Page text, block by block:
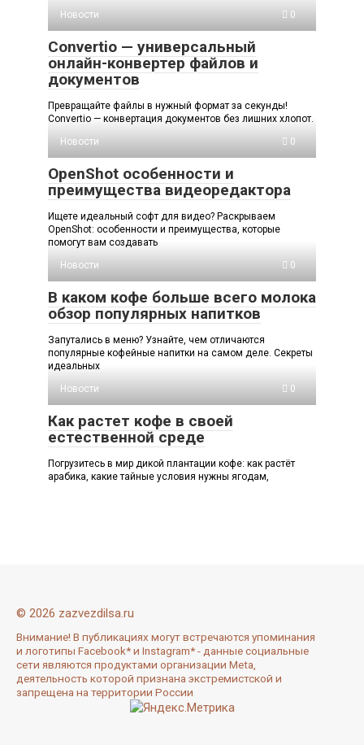
Новости
0
Convertio — универсальный
онлайн-конвертер файлов и
документов
Превращайте файлы в нужный формат за секунды!
Convertio — конвертация документов без лишних хлопот.
Новости
0
OpenShot особенности и
преимущества видеоредактора
Ищете идеальный софт для видео? Раскрываем
OpenShot: особенности и преимущества, которые
помогут вам создавать
Новости
0
В каком кофе больше всего молока
обзор популярных напитков
Запутались в меню? Узнайте, чем отличаются
популярные кофейные напитки на самом деле. Секреты
идеальных
Новости
0
Как растет кофе в своей
естественной среде
Погрузитесь в мир дикой плантации кофе: как растёт
арабика, какие тайные условия нужны ягодам,
© 2026 zazvezdilsa.ru
Внимание! В публикациях могут встречаются упоминания
и логотипы Facebook* и Instagram* - данные социальные
сети являются продуктами организации Meta,
деятельность которой признана экстремистской и
запрещена на территории России